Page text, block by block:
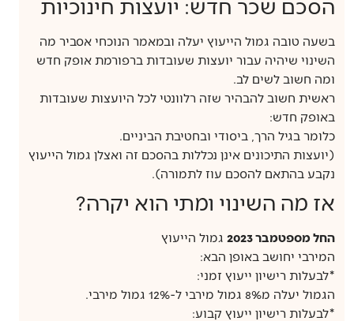
בשעה טובה גמול הייעוץ יעלה ובמאמר הנוכחי אסביר מה
השינוי שיהיה עבור יועצות שעובדות ברפורמת אופק חדש
ומה חשוב לשים לב.
ראשית חשוב להבהיר שזה רלוונטי לכל היועצות שעובדות
באופק חדש:
כלומר בגיל הרך, ביסודי ובחטיבת הביניים.
(יועצות התיכונים אינן נכללות בהסכם זה ואצלן גמול הייעוץ
נקבע בהתאם להסכם עוז לתמורה).
אז מה השינוי ומתי הוא יקרה?
החל מספטמבר 2023
גמול הייעוץ
המירבי יחושב באופן הבא:
*לבעלות רישיון ייעוץ זמני:
הגמול יעלה מ8% גמול מירבי ל-12% גמול מירבי.
*לבעלות רישיון ייעוץ קבוע: